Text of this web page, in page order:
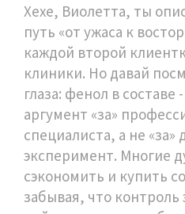
Хехе, Виолетта, ты
путь «от ужаса к
каждой второй
клиники. Но давай
глаза: фенол в составе
аргумент «за»
специалиста, а не
эксперимент. Многие
сэкономить и купить
забывая, что контроль